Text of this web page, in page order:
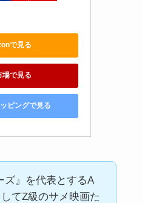
で見る
場で見る
ピングで見る
ズ』を代表とするA
てZ級のサメ映画た